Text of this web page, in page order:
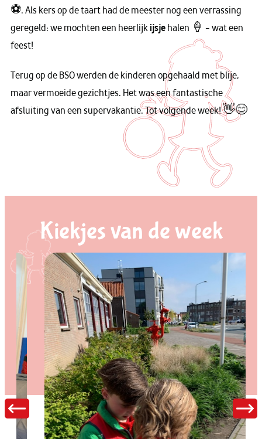
⚽. Als kers op de taart had de meester nog een verrassing
geregeld: we mochten een heerlijkijsjehalen 🍦 – wat een
feest!
Terug op de BSO werden de kinderen opgehaald met blije,
maar vermoeide gezichtjes. Het was een fantastische
afsluiting van een supervakantie. Tot volgende week! 👋😊
Kiekjes van de week